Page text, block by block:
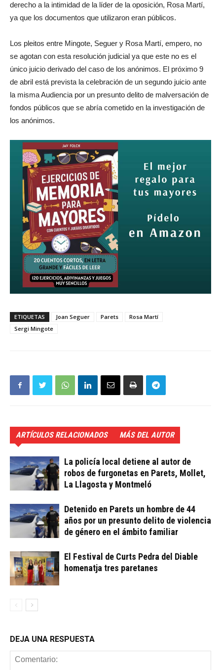
derecho a la intimidad de la líder de la oposición, Rosa Martí,
ya que los documentos que utilizaron eran públicos.
Los pleitos entre Mingote, Seguer y Rosa Martí, empero, no
se agotan con esta resolución judicial ya que este no es el
único juicio derivado del caso de los anónimos. El próximo 9
de abril está prevista la celebración de un segundo juicio ante
la misma Audiencia por un presunto delito de malversación de
fondos públicos que se abría cometido en la investigación de
los anónimos.
ETIQUETAS Joan Seguer Parets
Rosa Martí
Sergi Mingote
ARTÍCULOS RELACIONADOS MÁS DEL AUTOR
La policía local detiene al autor de
robos de furgonetas en Parets, Mollet,
La Llagosta y Montmeló
Detenido en Parets un hombre de 44
años por un presunto delito de violencia
de género en el ámbito familiar
El Festival de Curts Pedra del Diable
homenatja tres paretanes
DEJA UNA RESPUESTA